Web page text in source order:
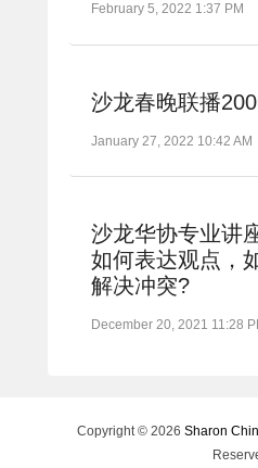
February 5, 2022 1:37 PM
沙龙春晚联播
January 27, 2022 10:42 AM
沙龙华协专业讲
如何表达观点，
解决冲突?
December 20, 2021 11:28
Copyright © 2026 Sharon